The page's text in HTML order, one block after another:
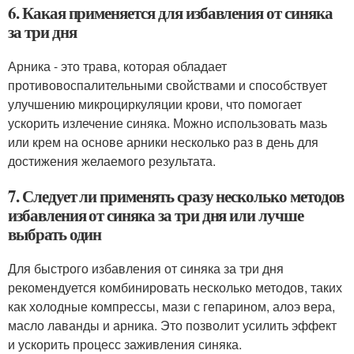
6. Какая применяется для избавления от синяка
за три дня
Арника - это трава, которая обладает
противовоспалительными свойствами и способствует
улучшению микроциркуляции крови, что помогает
ускорить излечение синяка. Можно использовать мазь
или крем на основе арники несколько раз в день для
достижения желаемого результата.
7. Следует ли применять сразу несколько методов
избавления от синяка за три дня или лучше
выбрать один
Для быстрого избавления от синяка за три дня
рекомендуется комбинировать несколько методов, таких
как холодные компрессы, мази с гепарином, алоэ вера,
масло лаванды и арника. Это позволит усилить эффект
и ускорить процесс заживления синяка.